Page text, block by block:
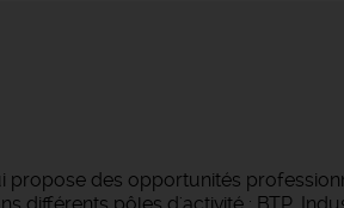
des opportunités